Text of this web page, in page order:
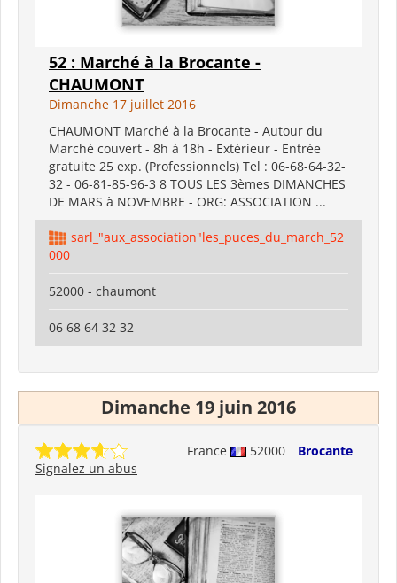
52 : Marché à la Brocante -
CHAUMONT
Dimanche 17 juillet 2016
CHAUMONT Marché à la Brocante - Autour du
Marché couvert - 8h à 18h - Extérieur - Entrée
gratuite 25 exp. (Professionnels) Tel : 06-68-64-32-
32 - 06-81-85-96-3 8 TOUS LES 3èmes DIMANCHES
DE MARS à NOVEMBRE - ORG: ASSOCIATION ...
sarl_"aux_association"les_puces_du_march_52
000
52000 - chaumont
06 68 64 32 32
Dimanche 19 juin 2016
France 52000
Brocante
Signalez un abus